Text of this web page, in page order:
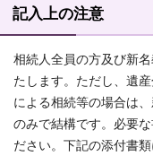
記入上の注意
相続人全員の方及び新
たします。ただし、遺
による相続等の場合は
のみで結構です。必要
ださい。下記の添付書